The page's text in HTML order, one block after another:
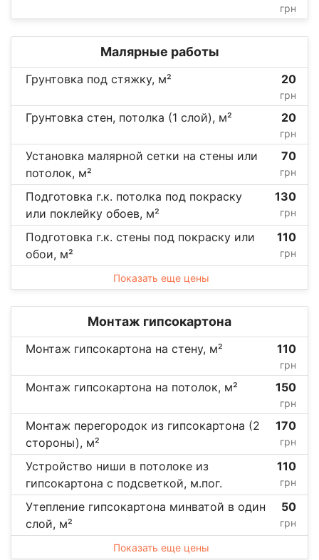
грн
Малярные работы
Грунтовка под стяжку, м² 20
грн
Грунтовка стен, потолка (1 слой), м² 20
грн
Установка малярной сетки на стены или
потолок, м²
70
грн
Подготовка г.к. потолка под покраску
или поклейку обоев, м²
130
грн
Подготовка г.к. стены под покраску или
обои, м²
110
грн
Показать еще цены
Монтаж гипсокартона
Монтаж гипсокартона на стену, м² 110
грн
Монтаж гипсокартона на потолок, м² 150
грн
Монтаж перегородок из гипсокартона (2
стороны), м²
170
грн
Устройство ниши в потолоке из
гипсокартона с подсветкой, м.пог.
110
грн
Утепление гипсокартона минватой в один
слой, м²
50
грн
Показать еще цены